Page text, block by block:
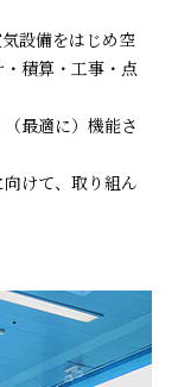
設備をはじめ空
積算・工事・点
最適に）機能さ
けて、取り組ん